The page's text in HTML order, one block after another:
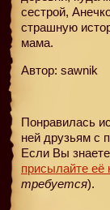
сестрой,
страшную
мама.
Автор: sawnik
Понравилась
ней друзьям с
Если Вы
присылайте её
требуется).